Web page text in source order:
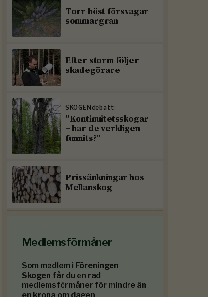
Torr höst försvagar
sommargran
Efter storm följer
skadegörare
SKOGENdebatt:
”Kontinuitetsskogar
– har de verkligen
funnits?”
Prissänkningar hos
Mellanskog
Medlemsförmåner
Som medlem i Föreningen
Skogen får du en rad
medlemsförmåner för mindre än
en krona om dagen.